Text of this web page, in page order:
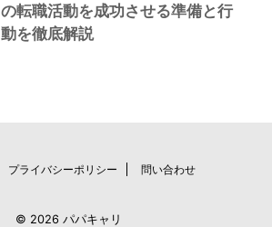
の転職活動を成功させる準備と行
動を徹底解説
プライバシーポリシー 問い合わせ
© 2026 パパキャリ